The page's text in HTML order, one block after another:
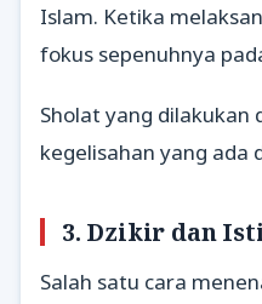
Islam. Ketika
fokus sepenuhnya
Sholat yang
kegelisahan yang ada
3. Dzikir dan
Salah satu cara